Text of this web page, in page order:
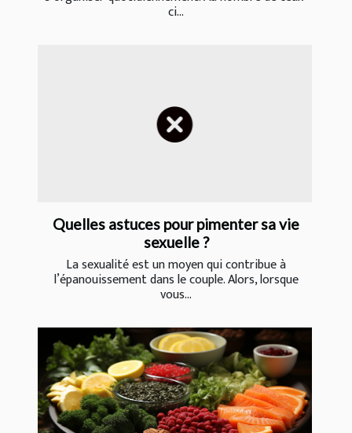
ci...
Quelles astuces pour pimenter sa vie
sexuelle ?
La sexualité est un moyen qui contribue à
l’épanouissement dans le couple. Alors, lorsque
vous...